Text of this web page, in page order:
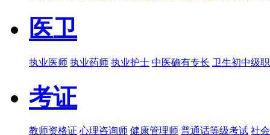
医卫
执业医师 执业药师 执业护士 中医确有专长 卫生初中级
考证
教师资格证 心理咨询师 健康管理师 普通话等级考试 社